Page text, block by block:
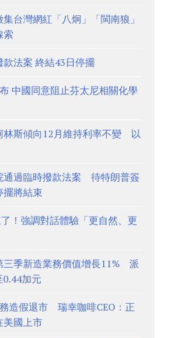
台灣網紅「八炯」「閩南狼」
索
款法案 終結43日停擺
中國同意阻止芬太尼相關化學
林斯傾向12月維持利率不變 以
通過臨時撥款法案 待特朗普簽
擺將結束
！強調對話體驗「更自然、更
三季新造業務價值增長11% 派
加元
造假退市 瑞幸咖啡CEO：正
美國上市